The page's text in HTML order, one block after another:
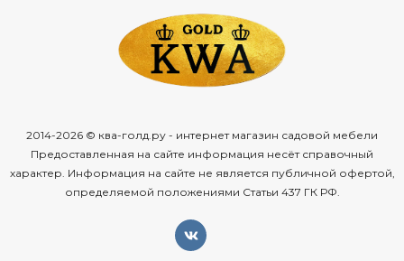
2014-2026 © ква-голд.ру - интернет магазин садовой мебели
Предоставленная на сайте информация несёт справочный
характер. Информация на сайте не является публичной офертой,
определяемой положениями Статьи 437 ГК РФ.